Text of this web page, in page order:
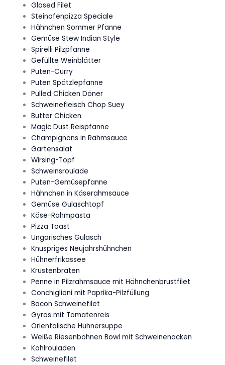
Glased Filet
Steinofenpizza Speciale
Hähnchen Sommer Pfanne
Gemüse Stew Indian Style
Spirelli Pilzpfanne
Gefüllte Weinblätter
Puten-Curry
Puten Spätzlepfanne
Pulled Chicken Döner
Schweinefleisch Chop Suey
Butter Chicken
Magic Dust Reispfanne
Champignons in Rahmsauce
Gartensalat
Wirsing-Topf
Schweinsroulade
Puten-Gemüsepfanne
Hähnchen in Käserahmsauce
Gemüse Gulaschtopf
Käse-Rahmpasta
Pizza Toast
Ungarisches Gulasch
Knuspriges Neujahrshühnchen
Hühnerfrikassee
Krustenbraten
Penne in Pilzrahmsauce mit Hähnchenbrustfilet
Conchiglioni mit Paprika-Pilzfüllung
Bacon Schweinefilet
Gyros mit Tomatenreis
Orientalische Hühnersuppe
Weiße Riesenbohnen Bowl mit Schweinenacken
Kohlrouladen
Schweinefilet